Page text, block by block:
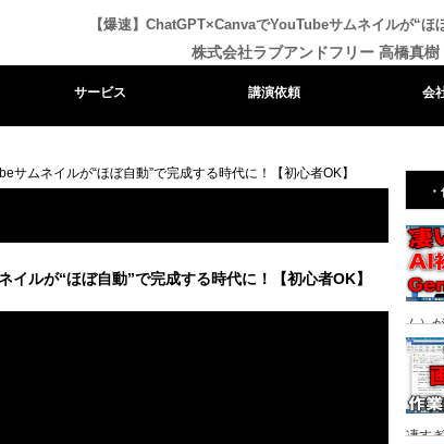
【爆速】ChatGPT×CanvaでYouTubeサムネイルが“ほ
株式会社ラブアンドフリー 高橋真樹
サービス 講演依頼 会
ムネイルが“ほぼ自動”で完成する時代に！【初心者OK】
ルが“ほぼ自動”で完成する時代に！【初心者OK】
ム）
る時
凄す